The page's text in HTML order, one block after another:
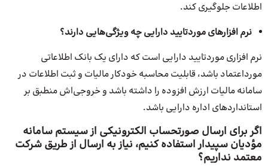
اطلاعات جلوگیری کند.
نرم افزارهای موردتایید دارایی چه ویژگی‌هایی دارند؟
نرم افزاری موردتایید دارایی است که دارای یک بانک اطلاعاتی
مورداعتماد باشد، قابلیت محاسبه خودکار مالیات و ثبت اطلاعات در
سامانه مالیات ارزش افزوده را داشته باشد و خروجی‌اش منطبق بر
استانداردهای اداره دارایی باشد.
اگر برای ارسال صورتحساب الکترونیکی از سیستم سامانه
مؤدیان سپیدار استفاده کنیم، نیاز به ارسال از طریق شرکت
معتمد نداریم؟